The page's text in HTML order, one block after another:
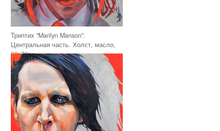
Триптих "Marilyn Manson".
Центральная часть. Холст, масло,
60х70см